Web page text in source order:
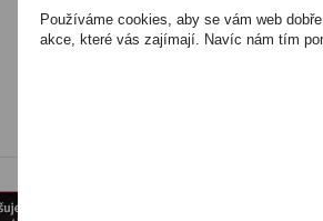
I přesto, že jsou
odpovědnost za
zákona. Tyto
kopírovány bez
Používáme cookies, aby se vám web
akce, které vás zajímají. Navíc nám tím